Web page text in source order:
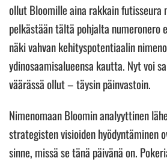
ollut Bloomille aina rakkain futisseura
pelkästään tältä pohjalta numeronero
näki vahvan kehityspotentiaalin
ydinosaamisalueensa kautta. Nyt voi
väärässä ollut – täysin päinvastoin.
Nimenomaan Bloomin analyyttinen
strategisten visioiden hyödyntäminen
sinne, missä se tänä päivänä on.